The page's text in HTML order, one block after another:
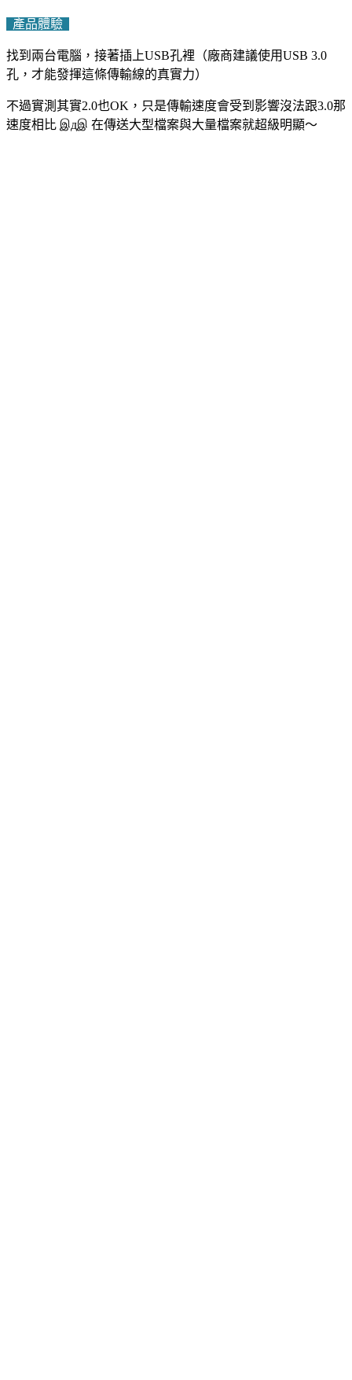
產品體驗
找到兩台電腦，接著插上USB孔裡（廠商建議使用USB 3.0
孔，才能發揮這條傳輸線的真實力）
不過實測其實2.0也OK，只是傳輸速度會受到影響沒法跟3.0那
速度相比 இдஇ 在傳送大型檔案與大量檔案就超級明顯～